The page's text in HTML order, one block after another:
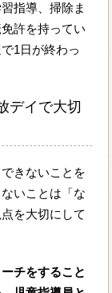
指導、掃除ま
許を持ってい
1日が終わっ
デイで大切
きないことを
いことは「な
を大切にして
チをすること